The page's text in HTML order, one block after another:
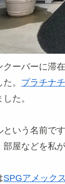
ーバーに滞在
。 プラチナ
た。
という名前で
屋などを私
SPGアメック